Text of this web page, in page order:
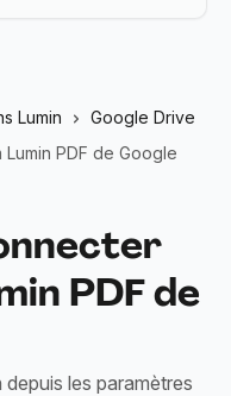
Lumin
Google Drive
PDF de Google
PDF de
les paramètres